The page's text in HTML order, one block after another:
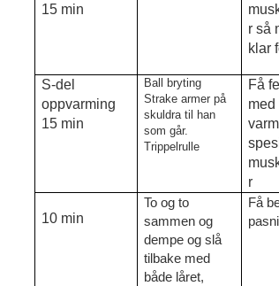
15 min
r så
klar
S-del
oppvarming
15 min
Ball bryting
Strake armer på
skuldra til han
som går.
Trippelrulle
Få
med
r
10 min
To og to
sammen og
dempe og slå
tilbake med
både låret,
Få